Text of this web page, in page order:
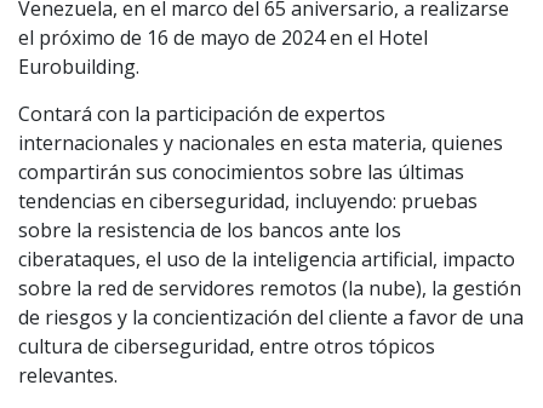
Venezuela, en el marco del 65 aniversario, a realizarse
el próximo de 16 de mayo de 2024 en el Hotel
Eurobuilding.
Contará con la participación de expertos
internacionales y nacionales en esta materia, quienes
compartirán sus conocimientos sobre las últimas
tendencias en ciberseguridad, incluyendo: pruebas
sobre la resistencia de los bancos ante los
ciberataques, el uso de la inteligencia artificial, impacto
sobre la red de servidores remotos (la nube), la gestión
de riesgos y la concientización del cliente a favor de una
cultura de ciberseguridad, entre otros tópicos
relevantes.